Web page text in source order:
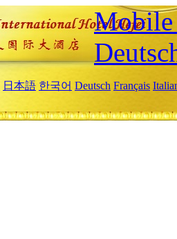
Mobile
日本語 한국어 Deutsch Français